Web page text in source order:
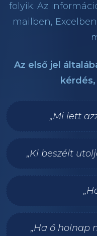
folyik. Az
mailben,
Az első jel
„Mi lett
„Ki beszélt
„Ha ő holnap